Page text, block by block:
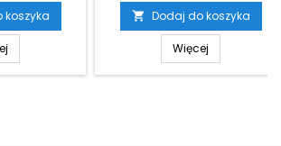
koszyka  Dodaj do koszyka
Więcej